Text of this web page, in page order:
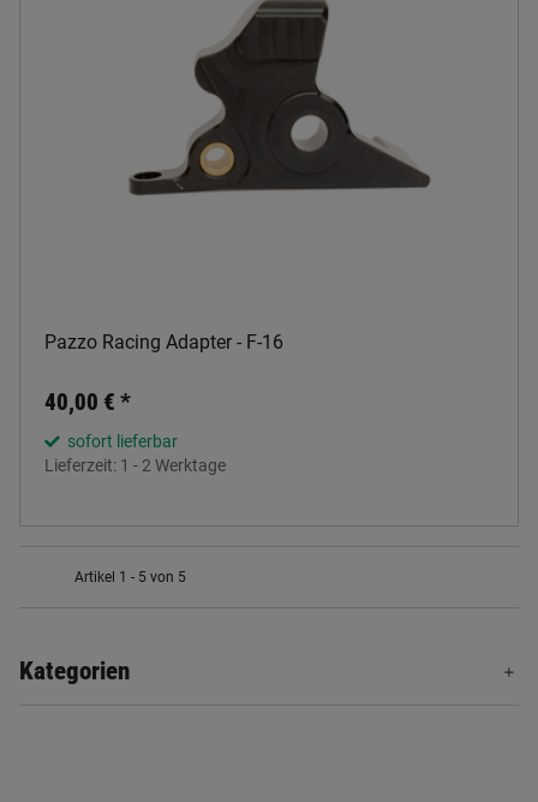
Pazzo Racing Adapter - F-16
40,00 € *
sofort lieferbar
Lieferzeit: 1 - 2 Werktage
Artikel 1 - 5 von 5
Kategorien